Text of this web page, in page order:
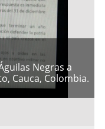
Negras a
Cauca, Colombia.